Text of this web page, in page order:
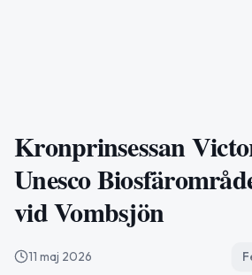
Kronprinsessan
Unesco
vid Vombsjön
11 maj 2026